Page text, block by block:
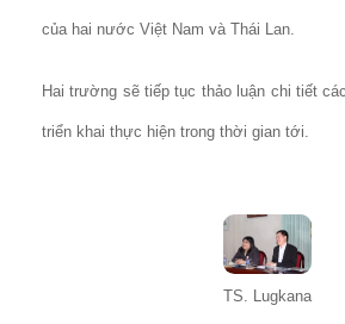
của hai nước Việt Nam và Thái Lan.
Hai trường sẽ tiếp tục thảo luận chi tiết
triển khai thực hiện trong thời gian tới.
TS. Lugkana